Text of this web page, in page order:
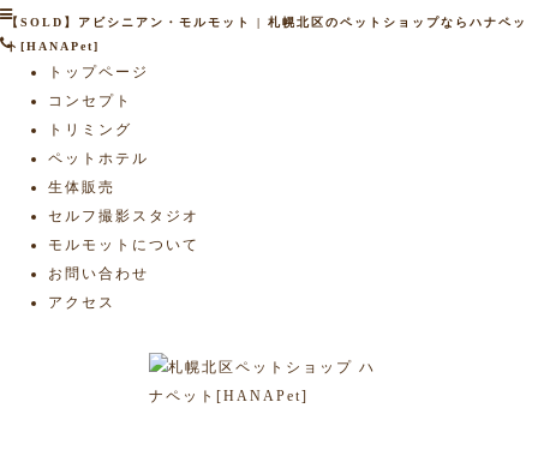
【SOLD】アビシニアン・モルモット | 札幌北区のペットショップならハナペッ
ト[HANAPet]
トップページ
コンセプト
トリミング
ペットホテル
生体販売
セルフ撮影スタジオ
モルモットについて
お問い合わせ
アクセス